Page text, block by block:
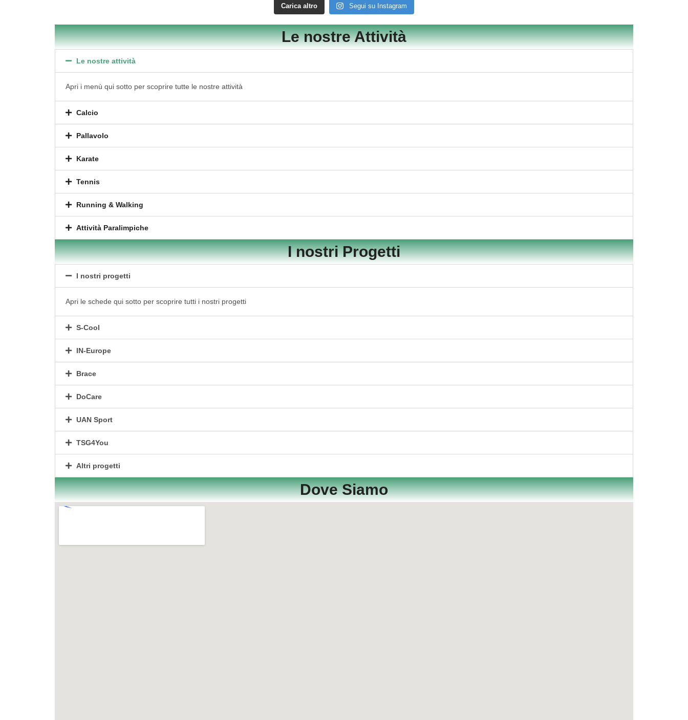
Carica altro Segui su Instagram
Le nostre Attività
Le nostre attività
Apri i menù qui sotto per scoprire tutte le nostre attività
Calcio
Pallavolo
Karate
Tennis
Running & Walking
Attività Paralimpiche
I nostri Progetti
I nostri progetti
Apri le schede qui sotto per scoprire tutti i nostri progetti
S-Cool
IN-Europe
Brace
DoCare
UAN Sport
TSG4You
Altri progetti
Dove Siamo